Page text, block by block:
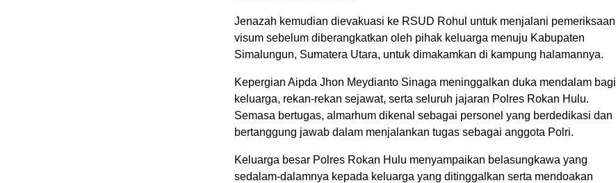
Jenazah kemudian dievakuasi ke RSUD Rohul untuk menjalani pemeriksaan
visum sebelum diberangkatkan oleh pihak keluarga menuju Kabupaten
Simalungun, Sumatera Utara, untuk dimakamkan di kampung halamannya.
Kepergian Aipda Jhon Meydianto Sinaga meninggalkan duka mendalam bagi
keluarga, rekan-rekan sejawat, serta seluruh jajaran Polres Rokan Hulu.
Semasa bertugas, almarhum dikenal sebagai personel yang berdedikasi dan
bertanggung jawab dalam menjalankan tugas sebagai anggota Polri.
Keluarga besar Polres Rokan Hulu menyampaikan belasungkawa yang
sedalam-dalamnya kepada keluarga yang ditinggalkan serta mendoakan